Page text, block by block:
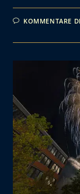
KOMMENTARE